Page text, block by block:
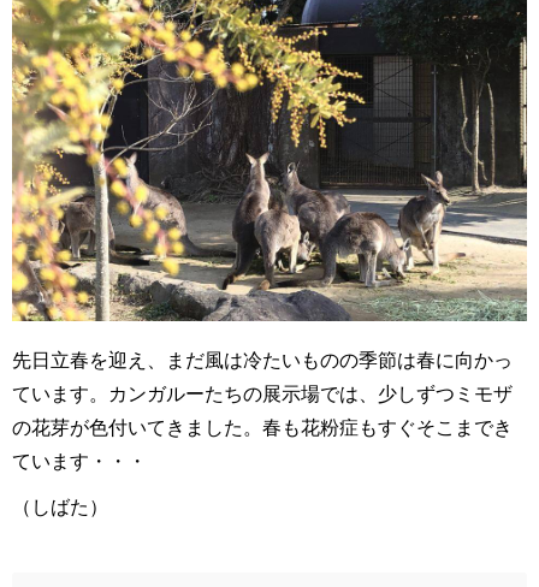
先日立春を迎え、まだ風は冷たいものの季節は春に向かっ
ています。カンガルーたちの展示場では、少しずつミモザ
の花芽が色付いてきました。春も花粉症もすぐそこまでき
ています・・・
（しばた）